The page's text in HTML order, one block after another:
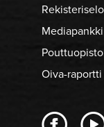
Mediapankki
Pouttuopisto
Oiva-raportti